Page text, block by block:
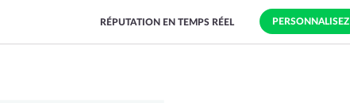
PERSONNALISEZ
RÉPUTATION EN TEMPS RÉEL